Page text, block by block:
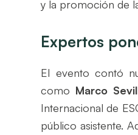
y la promoción de
Expertos
El evento contó
como Marco
Internacional de
público asistente.